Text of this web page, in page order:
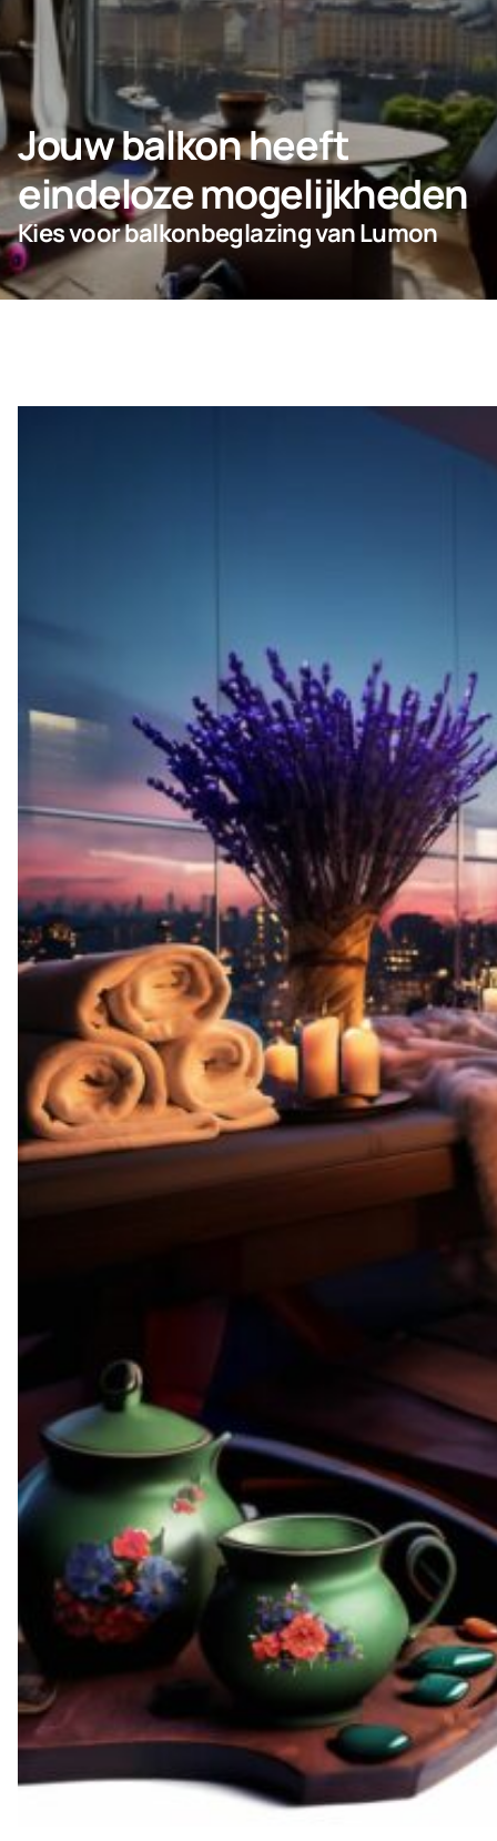
Bedrijf
Jouw balkon heeft
eindeloze mogelijkheden
Kies voor balkonbeglazing van Lumon